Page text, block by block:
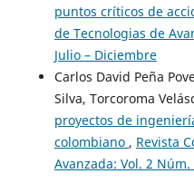
puntos críticos de
de Tecnologias de
Julio – Diciembre
Carlos David Peña
Silva, Torcoroma
proyectos de
colombiano , Revista
Avanzada: Vol. 2